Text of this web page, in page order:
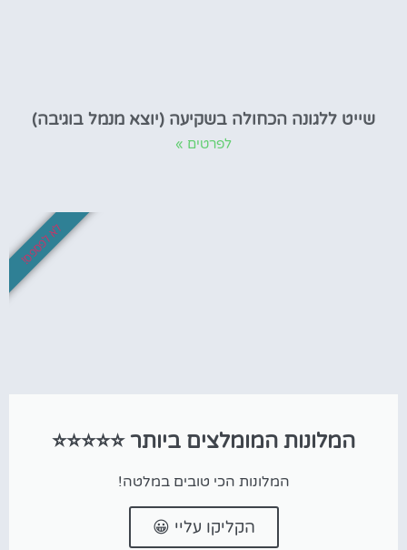
שייט ללגונה הכחולה בשקיעה (יוצא מנמל בוגיבה)
לפרטים »
המלונות המומלצים ביותר ⭐⭐⭐⭐⭐
המלונות הכי טובים במלטה!
הקליקו עליי 😀
לא לפספס!